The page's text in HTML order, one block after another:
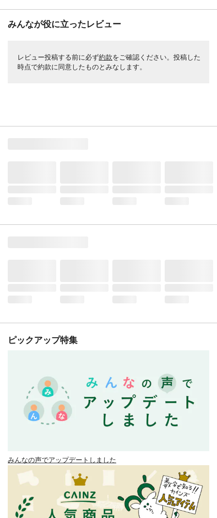
みんなが役に立ったレビュー
レビュー投稿する前に必ず約款をご確認ください。投稿した
時点で約款に同意したものとみなします。
ピックアップ特集
みんなの声でアップデートしました